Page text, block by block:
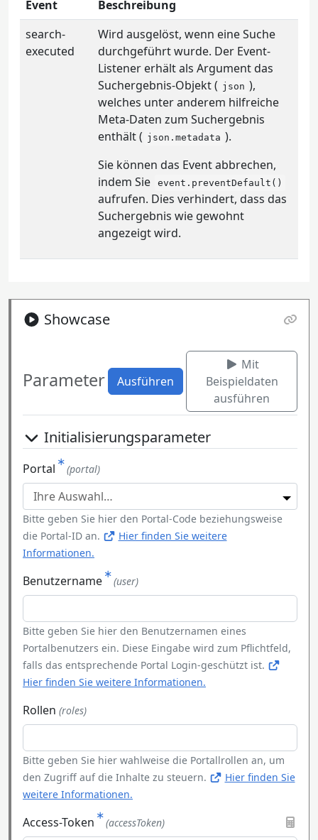
Event
Beschreibung
search-
executed
Wird ausgelöst, wenn eine Suche
durchgeführt wurde. Der Event-
Listener erhält als Argument das
Suchergebnis-Objekt ( json ),
welches unter anderem hilfreiche
Meta-Daten zum Suchergebnis
enthält ( json.metadata ).
Sie können das Event abbrechen,
indem Sie
event.preventDefault()
aufrufen. Dies verhindert, dass das
Suchergebnis wie gewohnt
angezeigt wird.
Showcase
Parameter Ausführen
Mit
Beispieldaten
ausführen
Initialisierungsparameter
Portal (portal)
Bitte geben Sie hier den Portal-Code beziehungsweise
die Portal-ID an.
Hier finden Sie weitere
Informationen.
Benutzername (user)
Bitte geben Sie hier den Benutzernamen eines
Portalbenutzers ein. Diese Eingabe wird zum Pflichtfeld,
falls das entsprechende Portal Login-geschützt ist.
Hier finden Sie weitere Informationen.
Rollen (roles)
Bitte geben Sie hier wahlweise die Portallrollen an, um
den Zugriff auf die Inhalte zu steuern.
Hier finden Sie
weitere Informationen.
Access-Token (accessToken)